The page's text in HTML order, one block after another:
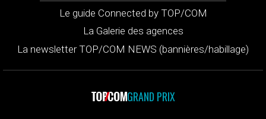
Le guide Connected by TOP/COM
La Galerie des agences
La newsletter TOP/COM NEWS (bannières/habillage)
GRAND PRIX